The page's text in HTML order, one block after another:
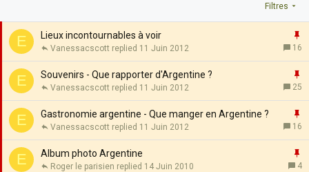
Filtres
E
p
t
t
Lieux incontournables à voir
16
11 Juin 2012
Vanessacscott
E
p
t
n
Souvenirs - Que rapporter d'Argentine ?
25
11 Juin 2012
Vanessacscott
E
p
r
Gastronomie argentine - Que manger en Argentine ?
16
11 Juin 2012
Vanessacscott
E Album photo Argentine
4
14 Juin 2010
Roger le parisien